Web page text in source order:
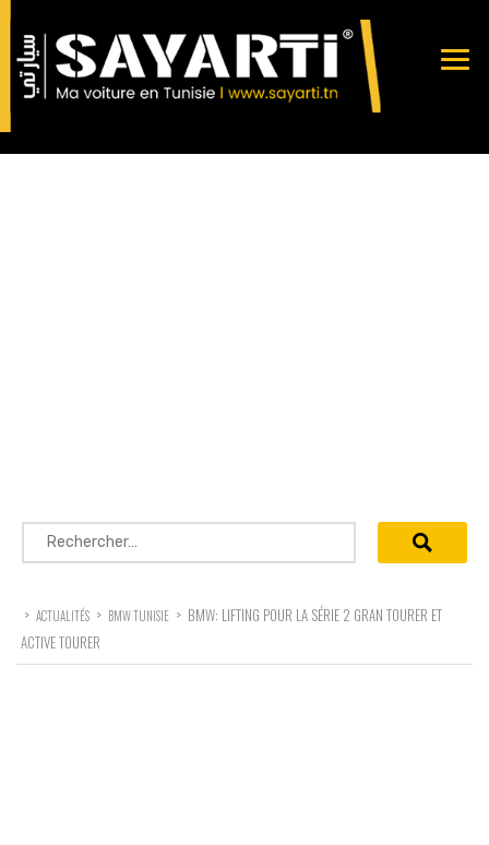
Rechercher :
> ACTUALITÉS > BMW TUNISIE > BMW: LIFTING POUR LA SÉRIE 2 GRAN TOURER ET
ACTIVE TOURER